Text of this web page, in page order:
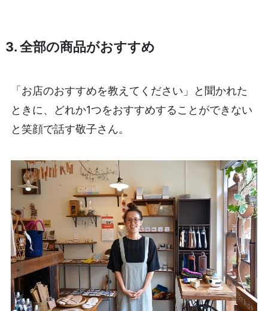
3. 全部の商品がおすすめ
「お店のおすすめを教えてください」と聞かれた
ときに、どれか1つをおすすめすることができない
と笑顔で話す敬子さん。